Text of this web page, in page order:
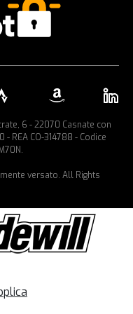
6 - 22070 Casnate con
- REA CO-314788 - Codice
versato. All Rights